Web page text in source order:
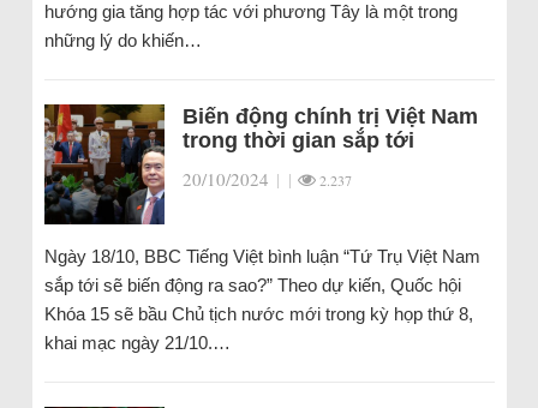
hướng gia tăng hợp tác với phương Tây là một trong
những lý do khiến…
Biến động chính trị Việt Nam
trong thời gian sắp tới
20/10/2024 | | 2.237
Ngày 18/10, BBC Tiếng Việt bình luận “Tứ Trụ Việt Nam
sắp tới sẽ biến động ra sao?” Theo dự kiến, Quốc hội
Khóa 15 sẽ bầu Chủ tịch nước mới trong kỳ họp thứ 8,
khai mạc ngày 21/10.…